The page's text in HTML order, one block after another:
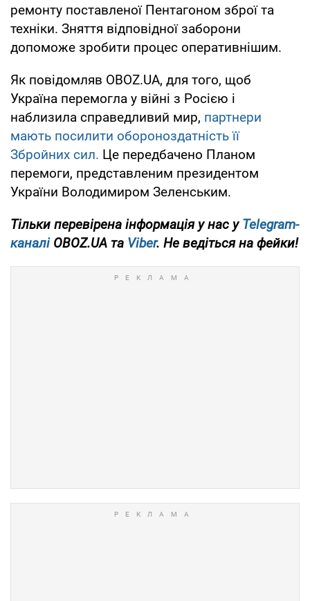
ремонту поставленої Пентагоном зброї та
техніки. Зняття відповідної заборони
допоможе зробити процес оперативнішим.
Як повідомляв OBOZ.UA, для того, щоб
Україна перемогла у війні з Росією і
наблизила справедливий мир, партнери
мають посилити обороноздатність її
Збройних сил. Це передбачено Планом
перемоги, представленим президентом
України Володимиром Зеленським.
Тільки перевірена інформація у нас уTelegram-
каналіOBOZ.UA та Viber. Не ведіться на фейки!